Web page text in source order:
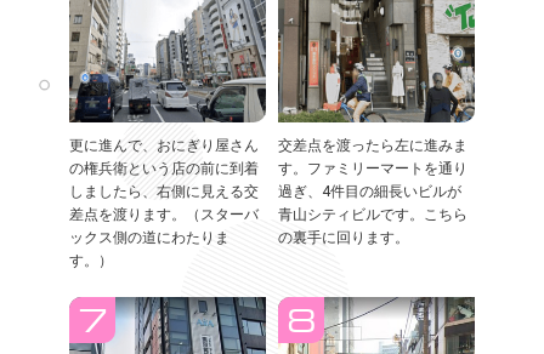
更に進んで、おにぎり屋さん
の権兵衛という店の前に到着
しましたら、右側に見える交
差点を渡ります。（スターバ
ックス側の道にわたりま
す。）
交差点を渡ったら左に進みま
す。ファミリーマートを通り
過ぎ、4件目の細長いビルが
青山シティビルです。こちら
の裏手に回ります。